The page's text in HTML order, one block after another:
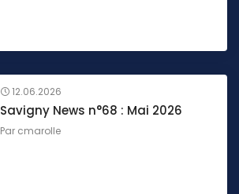
12.06.2026
Savigny News n°68 : Mai 2026
Par cmarolle